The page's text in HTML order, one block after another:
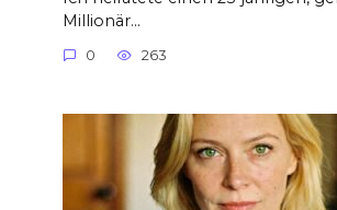
Millionär…
0 263